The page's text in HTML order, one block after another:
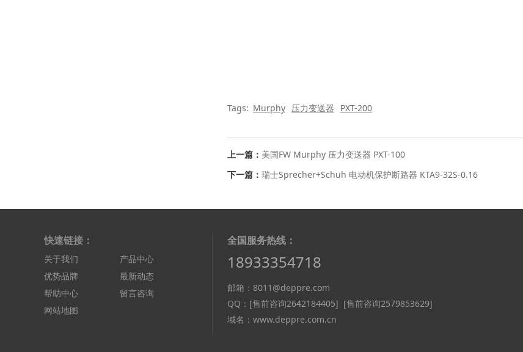
Tags: Murphy 压力变送器 PXT-200
上一篇： 美国FW Murphy 压力变送器 PXT-100
下一篇： 瑞士Sprecher+Schuh 电动机保护断路器 KTA9-32S-0.16
快速链接：
关于我们
产品中心
优势品牌
最新动态
帮助中心
留言咨询
网站地图
全国服务热线：
18933354718
邮箱：8011@deppre.com
QQ： [售前咨询2642184405] [售前咨询2579853629]
域名：www.deppre.com.cn